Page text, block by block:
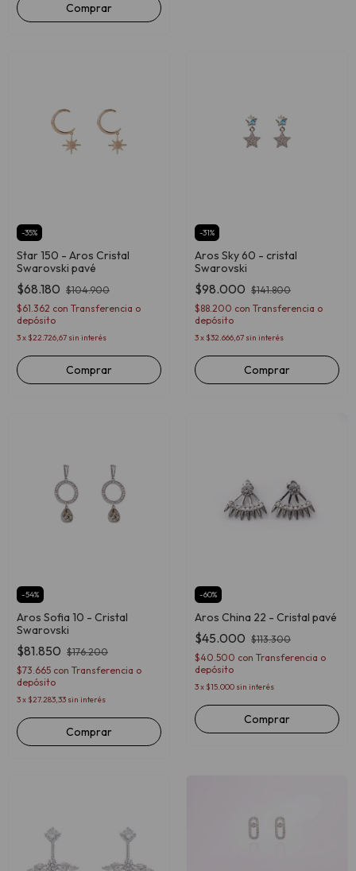
Comprar
-35%
Star 150 - Aros Cristal
Swarovski pavé
$68.180 $104.900
$61.362 con Transferencia o
depósito
3x $22.726,67 sin interés
Comprar
-31%
Aros Sky 60 - cristal
Swarovski
$98.000 $141.800
$88.200 con Transferencia o
depósito
3x $32.666,67 sin interés
Comprar
-54%
Aros Sofia 10 - Cristal
Swarovski
$81.850 $176.200
$73.665 con Transferencia o
depósito
3x $27.283,33 sin interés
Comprar
-60%
Aros China 22 - Cristal pavé
$45.000 $113.300
$40.500 con Transferencia o
depósito
3x $15.000 sin interés